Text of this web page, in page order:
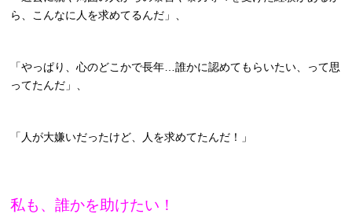
ら、こんなに人を求めてるんだ」、
「やっぱり、心のどこかで長年…誰かに認めてもらいたい、って思
ってたんだ」、
「人が大嫌いだったけど、人を求めてたんだ！」
私も、誰かを助けたい！